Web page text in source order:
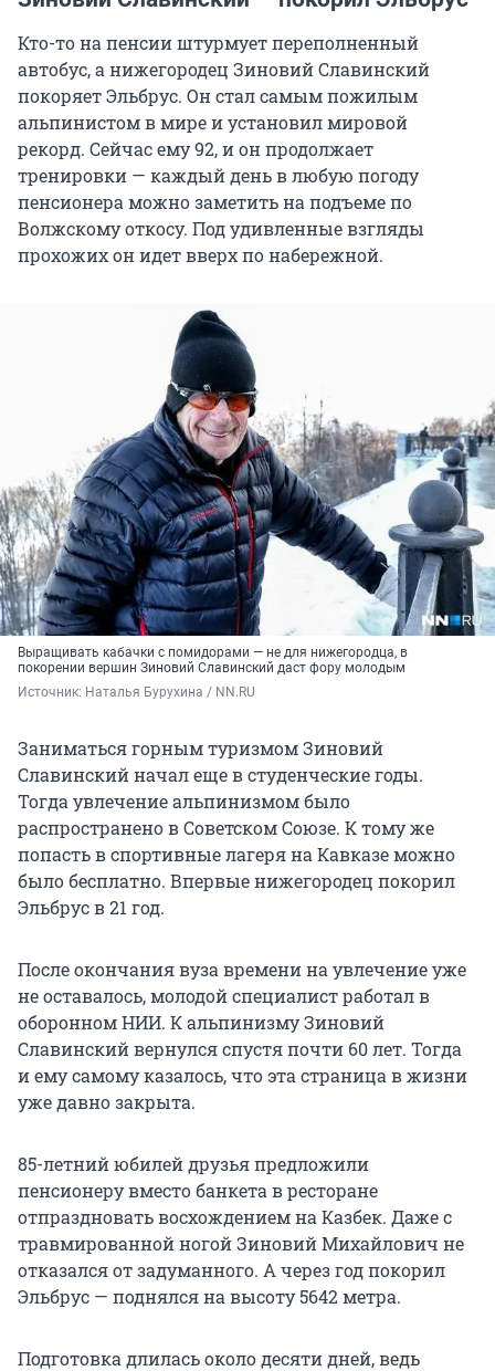
Кто-то на пенсии штурмует переполненный
автобус, а нижегородец Зиновий Славинский
покоряет Эльбрус. Он стал самым пожилым
альпинистом в мире и установил мировой
рекорд. Сейчас ему 92, и он продолжает
тренировки — каждый день в любую погоду
пенсионера можно заметить на подъеме по
Волжскому откосу. Под удивленные взгляды
прохожих он идет вверх по набережной.
Выращивать кабачки с помидорами — не для нижегородца, в
покорении вершин Зиновий Славинский даст фору молодым
Источник: Наталья Бурухина / NN.RU
Заниматься горным туризмомЗиновий
Славинский начал еще в студенческие годы.
Тогда увлечение альпинизмом было
распространено в Советском Союзе. К тому же
попасть в спортивные лагеря на Кавказе можно
было бесплатно. Впервые нижегородец покорил
Эльбрус в 21 год.
После окончания вуза времени на увлечение уже
не оставалось, молодой специалист работал в
оборонном НИИ. К альпинизму Зиновий
Славинский вернулся спустя почти 60 лет. Тогда
и ему самому казалось, что эта страница в жизни
уже давно закрыта.
85-летний юбилей друзья предложили
пенсионеру вместо банкета в ресторане
отпраздновать восхождением на Казбек. Даже с
травмированной ногой Зиновий Михайлович не
отказался от задуманного. А через год покорил
Эльбрус — поднялся на высоту 5642 метра.
Подготовка длилась около десяти дней, ведь